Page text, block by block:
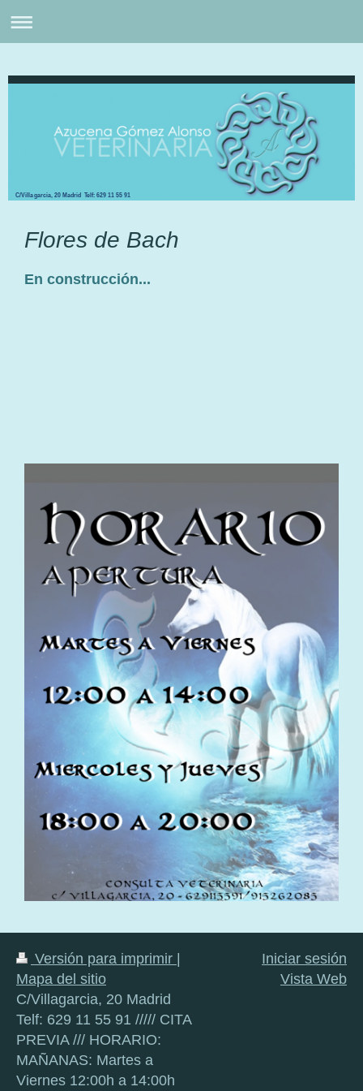
C/Villagarcia, 20 Madrid Telf: 629 11 55 91
Flores de Bach
En construcción...
Versión para imprimir |
Mapa del sitio
C/Villagarcia, 20 Madrid
Telf: 629 11 55 91 ///// CITA
PREVIA /// HORARIO:
MAÑANAS: Martes a
Viernes 12:00h a 14:00h
Iniciar sesión
Vista Web